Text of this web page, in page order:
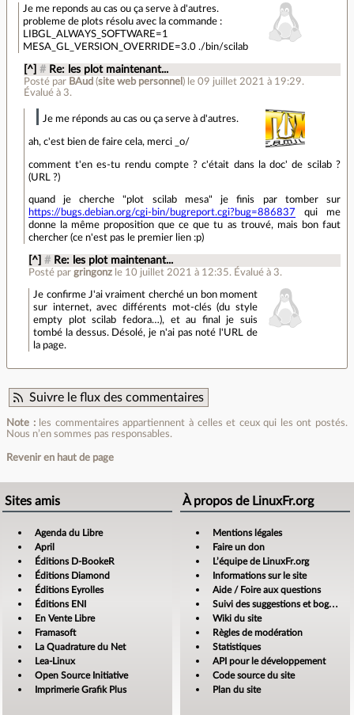
Je me reponds au cas ou ça serve à d'autres.
probleme de plots résolu avec la commande :
LIBGL_ALWAYS_SOFTWARE=1
MESA_GL_VERSION_OVERRIDE=3.0 ./bin/scilab
[^] # Re: les plot maintenant...
Posté par BAud (site web personnel ) le 09 juillet 2021 à 19:29.
Évalué à 3.
Je me réponds au cas ou ça serve à d'autres.
ah, c'est bien de faire cela, merci _o/
comment t'en es-tu rendu compte ? c'était dans la doc' de scilab ?
(URL ?)
quand je cherche "plot scilab mesa" je finis par tomber sur
https://bugs.debian.org/cgi-bin/bugreport.cgi?bug=886837 qui me
donne la même proposition que ce que tu as trouvé, mais bon faut
chercher (ce n'est pas le premier lien :p)
[^] # Re: les plot maintenant...
Posté pargringonz le 10 juillet 2021 à 12:35. Évalué à 3.
Je confirme J'ai vraiment cherché un bon moment
sur internet, avec différents mot-clés (du style
empty plot scilab fedora…), et au final je suis
tombé la dessus. Désolé, je n'ai pas noté l'URL de
la page.
Suivre le flux des commentaires
Note :les commentaires appartiennent à celles et ceux qui les ont postés.
Nous n’en sommes pas responsables.
Revenir en haut de page
Sites amis
Agenda du Libre
April
Éditions D-BookeR
Éditions Diamond
Éditions Eyrolles
Éditions ENI
En Vente Libre
Framasoft
La Quadrature du Net
Lea-Linux
Open Source Initiative
Imprimerie Grafik Plus
À propos de LinuxFr.org
Mentions légales
Faire un don
L’équipe de LinuxFr.org
Informations sur le site
Aide / Foire aux questions
Suivi des suggestions et bogues
Wiki du site
Règles de modération
Statistiques
API pour le développement
Code source du site
Plan du site